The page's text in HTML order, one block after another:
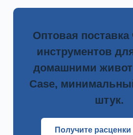
Оптовая поставка
инструментов
домашними
Case,
штук.
Получите расценки